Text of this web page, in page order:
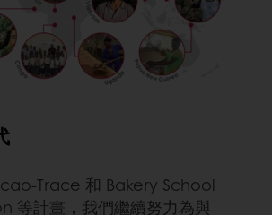
Trace 和 Bakery School
等計畫，我們繼續努力為與